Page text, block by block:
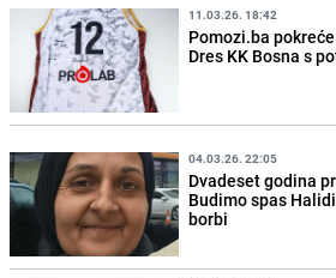
11.03.26. 18:42
Pomozi.ba
Dres KK Bosna s
04.03.26. 22:05
Dvadeset godina
Budimo spas
borbi